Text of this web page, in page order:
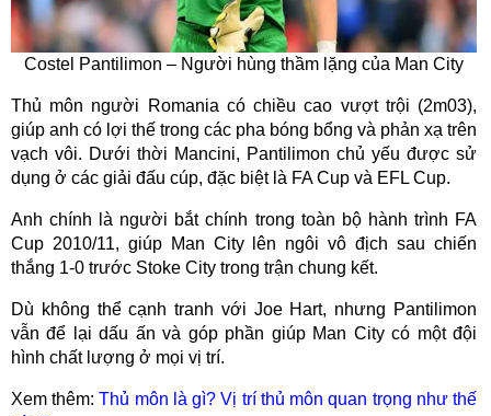
Costel Pantilimon – Người hùng thầm lặng của Man City
Thủ môn người Romania có chiều cao vượt trội (2m03),
giúp anh có lợi thế trong các pha bóng bổng và phản xạ trên
vạch vôi. Dưới thời Mancini, Pantilimon chủ yếu được sử
dụng ở các giải đấu cúp, đặc biệt là FA Cup và EFL Cup.
Anh chính là người bắt chính trong toàn bộ hành trình FA
Cup 2010/11, giúp Man City lên ngôi vô địch sau chiến
thắng 1-0 trước Stoke City trong trận chung kết.
Dù không thể cạnh tranh với Joe Hart, nhưng Pantilimon
vẫn để lại dấu ấn và góp phần giúp Man City có một đội
hình chất lượng ở mọi vị trí.
Xem thêm:Thủ môn là gì? Vị trí thủ môn quan trọng như thế